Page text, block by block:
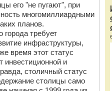
его "не пугают", при
многомиллиардными
планов.
города требует
инфраструктуры,
время этот статус
инвестиционной и
столичный статус
столицы само